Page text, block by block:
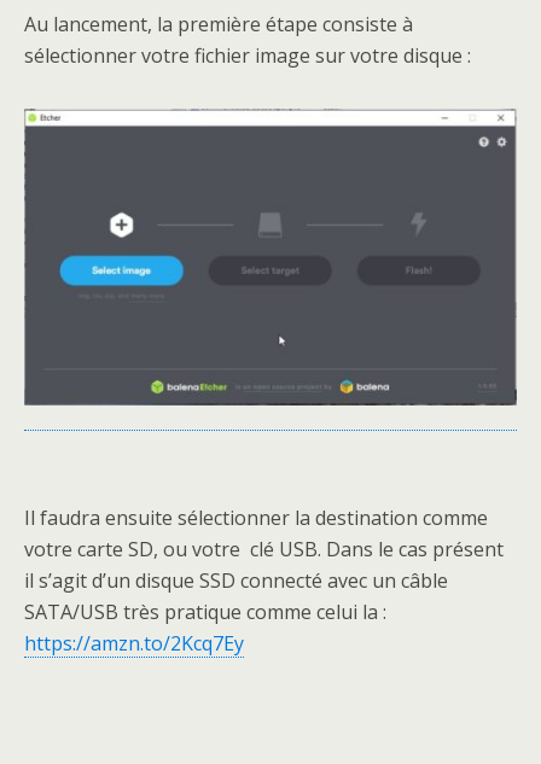
Au lancement, la première étape consiste à
sélectionner votre fichier image sur votre disque :
Il faudra ensuite sélectionner la destination comme
votre carte SD, ou votre clé USB. Dans le cas présent
il s’agit d’un disque SSD connecté avec un câble
SATA/USB très pratique comme celui la :
https://amzn.to/2Kcq7Ey